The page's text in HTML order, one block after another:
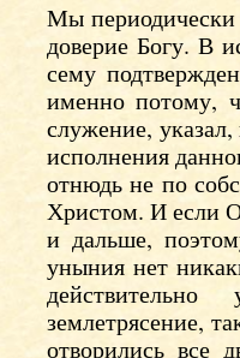
Мы периодически
доверие Богу. В
сему
именно потому,
служение,
исполнения
отнюдь не по
Христом. И если
и дальше,
уныния нет
землетрясение,
отворились все